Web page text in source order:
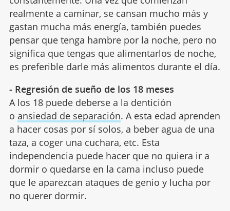
realmente a caminar, se cansan mucho más y
gastan mucha más energía, también puedes
pensar que tenga hambre por la noche, pero no
significa que tengas que alimentarlos de noche,
es preferible darle más alimentos durante el día.
- Regresión de sueño de los 18 meses
A los 18 puede deberse a la dentición
o ansiedad de separación. A esta edad aprenden
a hacer cosas por sí solos, a beber agua de una
taza, a coger una cuchara, etc. Esta
independencia puede hacer que no quiera ir a
dormir o quedarse en la cama incluso puede
que le aparezcan ataques de genio y lucha por
no querer dormir.